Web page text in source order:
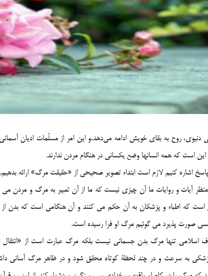
دنيوي، روح به بقاي خويش ادامه مي‌دهد،و اين امر از مسلّمات اديان
است که همه انسانها وضع يکساني در هنگام مردن ندارند.
اشاره کنيم لازم است ابتداء تصوير صحيحي از «حقيقت مرگ» ارائه بدهيم.
آيات و روايات ما آن چيزي نيست كه ما از آن تعبير به مرگ و مردن
كه اطباء و پزشكان به آن حكم مي كنند و آن هنگامي است كه بدن از
صورت پذيرد مي گوئيم مرگ او فرا رسيده است.
به سرعت و در چند لحظة كوتاه محقق شود و در ظاهر مرگ آساني داشته